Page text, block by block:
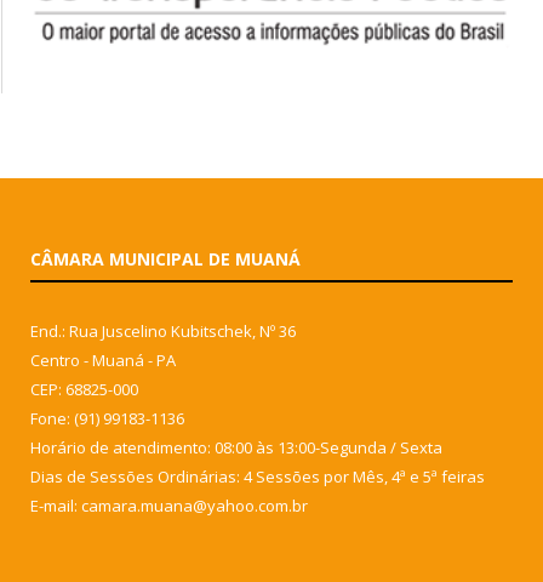
CÂMARA MUNICIPAL DE MUANÁ
End.: Rua Juscelino Kubitschek, Nº 36
Centro - Muaná - PA
CEP: 68825-000
Fone: (91) 99183-1136
Horário de atendimento: 08:00 às 13:00-Segunda / Sexta
Dias de Sessões Ordinárias: 4 Sessões por Mês, 4ª e 5ª feiras
E-mail: camara.muana@yahoo.com.br